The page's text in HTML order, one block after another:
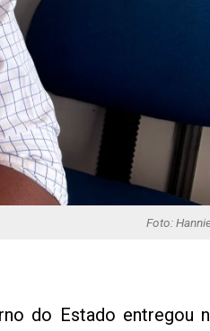
Foto:
do Estado entregou